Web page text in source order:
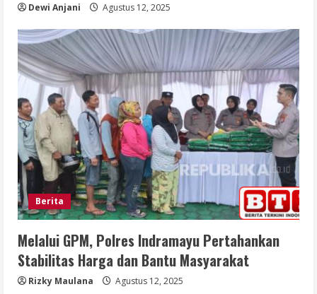
Dewi Anjani Agustus 12, 2025
Berita
Melalui GPM, Polres Indramayu Pertahankan
Stabilitas Harga dan Bantu Masyarakat
Rizky Maulana Agustus 12, 2025